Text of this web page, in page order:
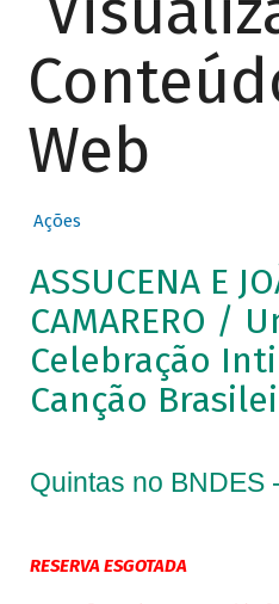
Web
Ações
ASSUCENA E
CAMARERO /
Celebração
Canção
Quintas no BNDES
RESERVA ESGOTADA